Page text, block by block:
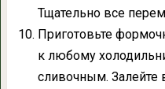
Тщательно все
Приготовьте
к любому
сливочным. Залейте